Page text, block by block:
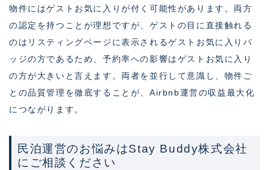
物件にはゲストお気に入りが付く可能性があります。両方
の認定を持つことが理想ですが、ゲストの目に直接触れる
のはリスティングページに表示されるゲストお気に入りバ
ッジの方であるため、予約率への影響はゲストお気に入り
の方が大きいと言えます。両者を並行して意識し、物件ご
との品質管理を徹底することが、Airbnb運営の収益最大化
につながります。
民泊運営のお悩みはStay Buddy株式会社
にご相談ください